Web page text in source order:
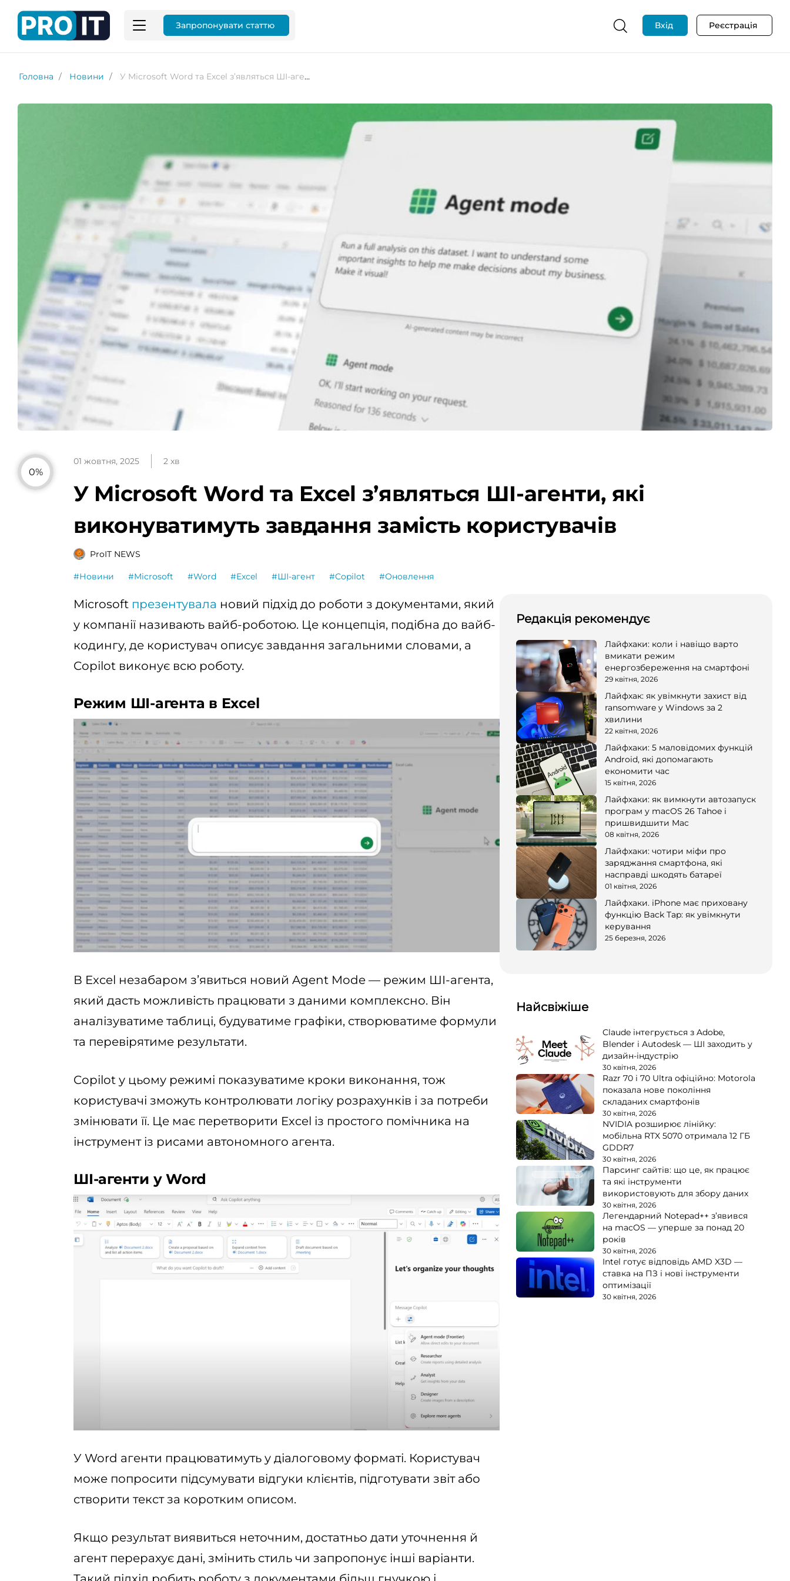
Запропонувати статтю Вхід Реєстрація
Головна Новини У Microsoft Word та Excel з’являться ШІ-агенти, які виконуватимуть завдання замість користувачів
0%
01 жовтня, 2025 2 хв
У Microsoft Word та Excel з’являться ШІ-агенти, які
виконуватимуть завдання замість користувачів
ProIT NEWS
#Новини #Microsoft #Word #Excel #ШІ-агент #Copilot #Оновлення
Microsoft презентувала новий підхід до роботи з документами, який
у компанії називають вайб-роботою. Це концепція, подібна до вайб-
кодингу, де користувач описує завдання загальними словами, а
Copilot виконує всю роботу.
Режим ШІ-агента в Excel
В Excel незабаром з’явиться новий Agent Mode — режим ШІ-агента,
який дасть можливість працювати з даними комплексно. Він
аналізуватиме таблиці, будуватиме графіки, створюватиме формули
та перевірятиме результати.
Copilot у цьому режимі показуватиме кроки виконання, тож
користувачі зможуть контролювати логіку розрахунків і за потреби
змінювати її. Це має перетворити Excel із простого помічника на
інструмент із рисами автономного агента.
ШІ-агенти у Word
У Word агенти працюватимуть у діалоговому форматі. Користувач
може попросити підсумувати відгуки клієнтів, підготувати звіт або
створити текст за коротким описом.
Якщо результат виявиться неточним, достатньо дати уточнення й
агент перерахує дані, змінить стиль чи запропонує інші варіанти.
Редакція рекомендує
Лайфхаки: коли і навіщо варто
вмикати режим
енергозбереження на смартфоні
29 квітня, 2026
Лайфхак: як увімкнути захист від
ransomware у Windows за 2
хвилини
22 квітня, 2026
Лайфхаки: 5 маловідомих функцій
Android, які допомагають
економити час
15 квітня, 2026
Лайфхаки: як вимкнути автозапуск
програм у macOS 26 Tahoe і
пришвидшити Mac
08 квітня, 2026
Лайфхаки: чотири міфи про
заряджання смартфона, які
насправді шкодять батареї
01 квітня, 2026
Лайфхаки. iPhone має приховану
функцію Back Tap: як увімкнути
керування
25 березня, 2026
Найсвіжіше
Claude інтегрується з Adobe,
Blender і Autodesk — ШІ заходить у
дизайн-індустрію
30 квітня, 2026
Razr 70 і 70 Ultra офіційно: Motorola
показала нове покоління
складаних смартфонів
30 квітня, 2026
NVIDIA розширює лінійку:
мобільна RTX 5070 отримала 12 ГБ
GDDR7
30 квітня, 2026
Парсинг сайтів: що це, як працює
та які інструменти
використовують для збору даних
30 квітня, 2026
Легендарний Notepad++ з’явився
на macOS — уперше за понад 20
років
30 квітня, 2026
Intel готує відповідь AMD X3D —
ставка на ПЗ і нові інструменти
оптимізації
30 квітня, 2026